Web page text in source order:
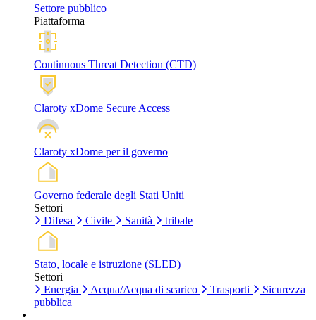
Settore pubblico
Piattaforma
Continuous Threat Detection (CTD)
Claroty xDome Secure Access
Claroty xDome per il governo
Governo federale degli Stati Uniti
Settori
Difesa
Civile Sanità tribale
Stato, locale e istruzione (SLED)
Settori
Energia
Acqua/Acqua di scarico Trasporti
Sicurezza
pubblica